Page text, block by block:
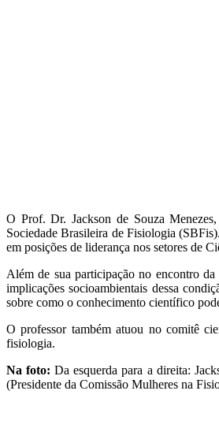
O Prof. Dr. Jackson de Souza
Sociedade Brasileira de Fisiologia
em posições de liderança nos setores de
Além de sua participação no encontro
implicações socioambientais dessa
sobre como o conhecimento científico
O professor também atuou no comitê
fisiologia.
Na foto: Da esquerda para a direita:
(Presidente da Comissão Mulheres na